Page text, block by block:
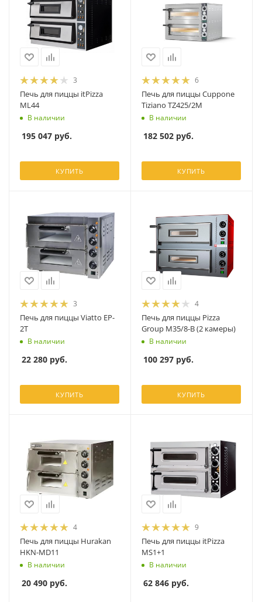
3
Печь для пиццы itPizza
ML44
В наличии
195 047 руб.
КУПИТЬ
6
Печь для пиццы Cuppone
Tiziano TZ425/2M
В наличии
182 502 руб.
КУПИТЬ
3
Печь для пиццы Viatto EP-
2T
В наличии
22 280 руб.
КУПИТЬ
4
Печь для пиццы Pizza
Group M35/8-B (2 камеры)
В наличии
100 297 руб.
КУПИТЬ
4
Печь для пиццы Hurakan
HKN-MD11
В наличии
20 490 руб.
9
Печь для пиццы itPizza
MS1+1
В наличии
62 846 руб.